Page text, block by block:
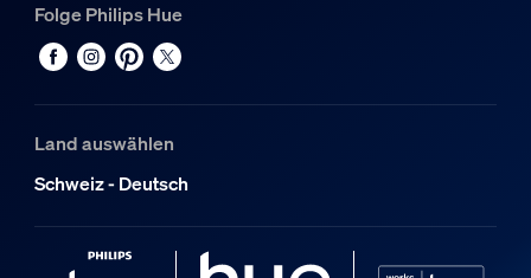
Folge Philips Hue
Land auswählen
Schweiz - Deutsch